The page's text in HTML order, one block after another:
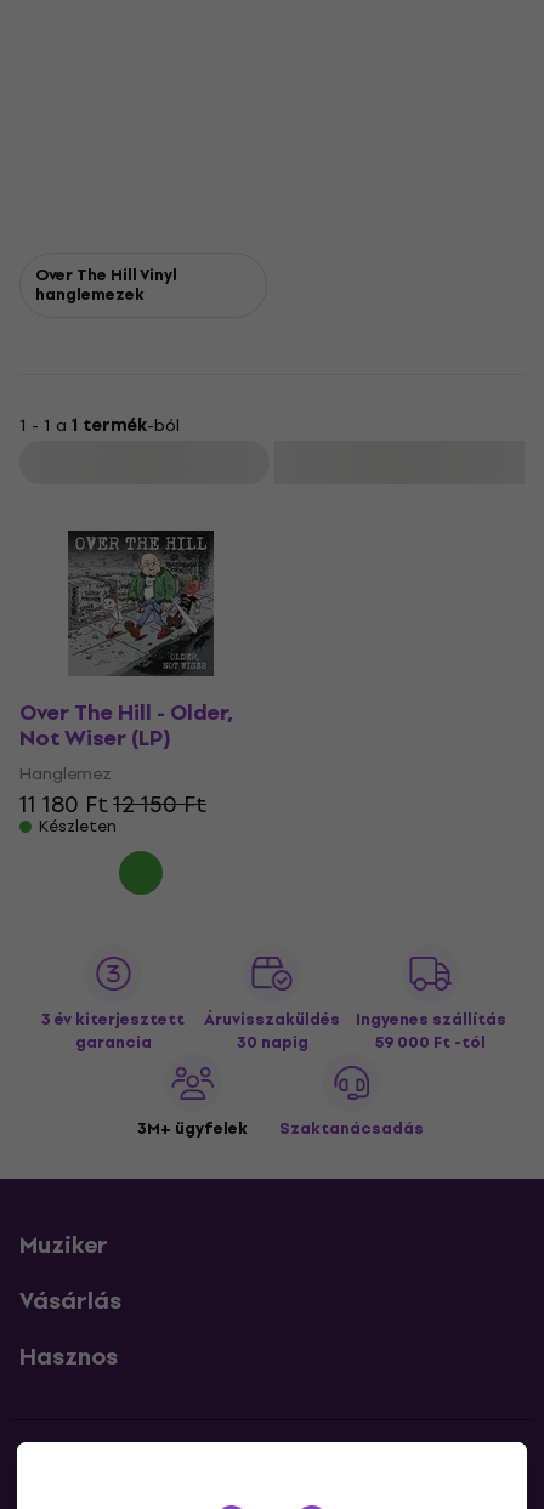
Over The Hill Vinyl
hanglemezek
1 - 1 a 1 termék-ból
Over The Hill - Older,
Not Wiser (LP)
Hanglemez
11 180 Ft12 150 Ft
Készleten
3 év kiterjesztett
garancia
Áruvisszaküldés
30 napig
Ingyenes szállítás
59 000 Ft -tól
3M+ ügyfelek Szaktanácsadás
Muziker
Vásárlás
Hasznos